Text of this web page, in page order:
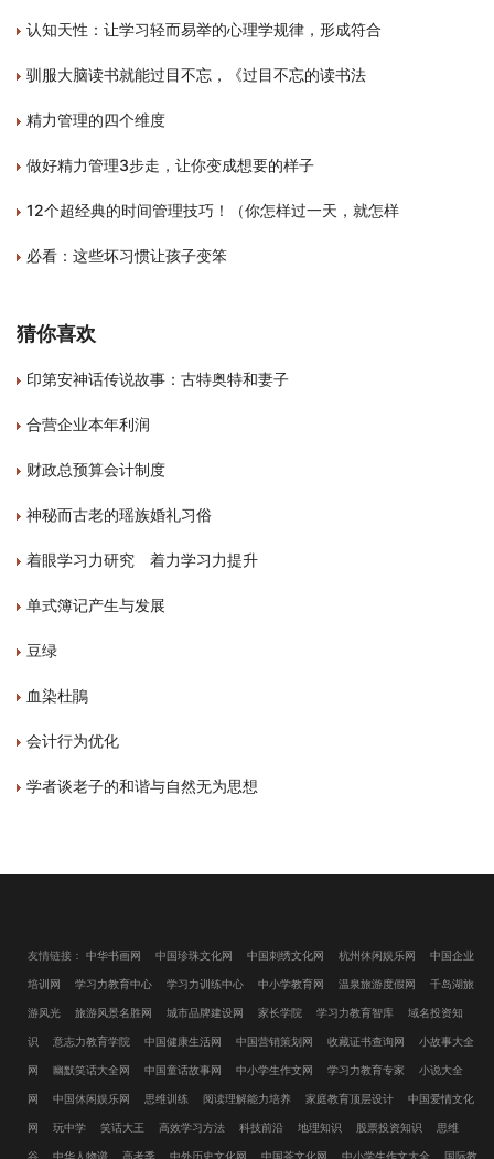
认知天性：让学习轻而易举的心理学规律，形成符合
驯服大脑读书就能过目不忘，《过目不忘的读书法
精力管理的四个维度
做好精力管理3步走，让你变成想要的样子
12个超经典的时间管理技巧！（你怎样过一天，就怎样
必看：这些坏习惯让孩子变笨
猜你喜欢
印第安神话传说故事：古特奥特和妻子
合营企业本年利润
财政总预算会计制度
神秘而古老的瑶族婚礼习俗
着眼学习力研究 着力学习力提升
单式簿记产生与发展
豆绿
血染杜鵑
会计行为优化
学者谈老子的和谐与自然无为思想
友情链接： 中华书画网 中国珍珠文化网 中国刺绣文化网 杭州休闲娱乐网 中国企业
培训网 学习力教育中心 学习力训练中心 中小学教育网 温泉旅游度假网 千岛湖旅
游风光 旅游风景名胜网 城市品牌建设网 家长学院 学习力教育智库 域名投资知
识 意志力教育学院 中国健康生活网 中国营销策划网 收藏证书查询网 小故事大全
网 幽默笑话大全网 中国童话故事网 中小学生作文网 学习力教育专家 小说大全
网 中国休闲娱乐网 思维训练 阅读理解能力培养 家庭教育顶层设计 中国爱情文化
网 玩中学 笑话大王 高效学习方法 科技前沿 地理知识 股票投资知识 思维
谷 中华人物谱 高考季 中外历史文化网 中国茶文化网 中小学生作文大全 国际教